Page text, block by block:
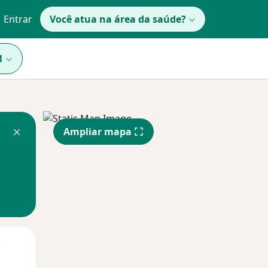
Entrar Você atua na área da saúde?
Ampliar mapa